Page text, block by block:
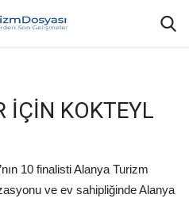
İÇİN KOKTEYL
10 finalisti Alanya Turizm
ve ev sahipliğinde Alanya